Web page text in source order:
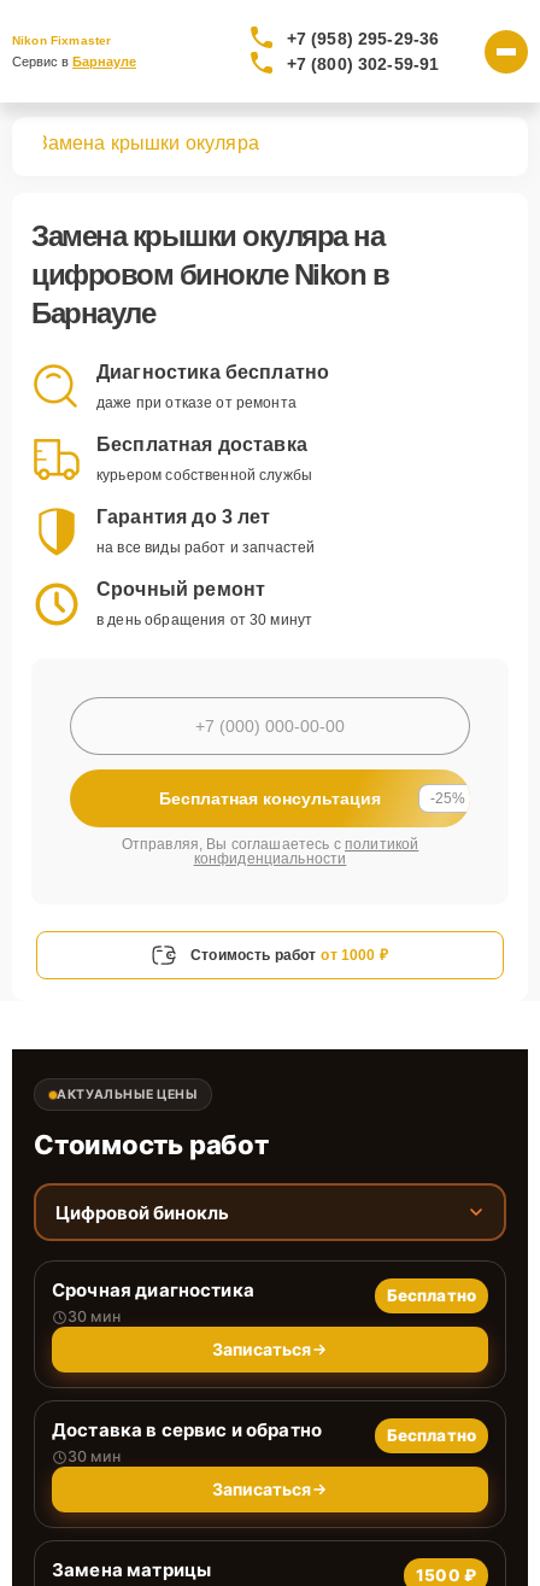
Nikon Fixmaster
Сервис в Барнауле
+7 (958) 295-29-36
+7 (800) 302-59-91
Замена крышки окуляра
Замена крышки окулярана
цифровом бинокле Nikon в
Барнауле
Диагностика бесплатно
даже при отказе от ремонта
Бесплатная доставка
курьером собственной службы
Гарантия до 3 лет
на все виды работ и запчастей
Срочный ремонт
в день обращения от 30 минут
Бесплатная консультация -25%
Отправляя, Вы соглашаетесь с политикой
конфиденциальности
Стоимость работ от 1000 ₽
АКТУАЛЬНЫЕ ЦЕНЫ
Стоимость работ
Цифровой бинокль
Срочная диагностика
30 мин
Бесплатно
Записаться
Доставка в сервис и обратно
30 мин
Бесплатно
Записаться
Замена матрицы 1500 ₽